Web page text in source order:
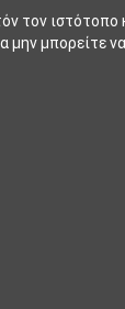
τον ιστότοπο
μπορείτε